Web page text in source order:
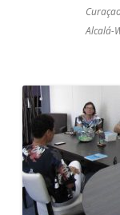
Alcalá-